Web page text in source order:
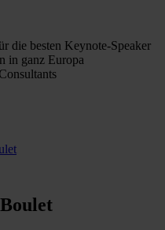
die besten Keynote-Speaker
in ganz Europa